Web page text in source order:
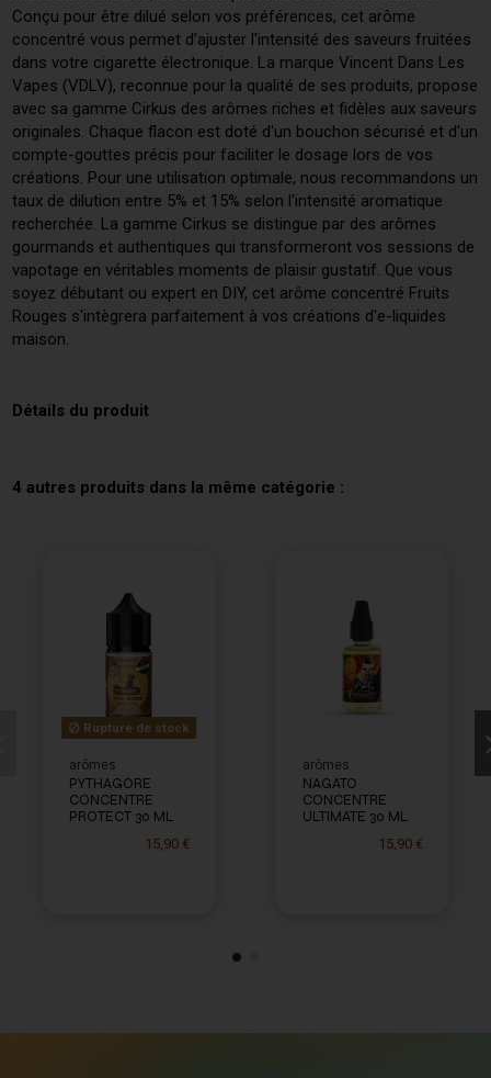
Conçu pour être dilué selon vos préférences, cet arôme
concentré vous permet d'ajuster l'intensité des saveurs fruitées
dans votre cigarette électronique. La marque Vincent Dans Les
Vapes (VDLV), reconnue pour la qualité de ses produits, propose
avec sa gamme Cirkus des arômes riches et fidèles aux saveurs
originales. Chaque flacon est doté d'un bouchon sécurisé et d'un
compte-gouttes précis pour faciliter le dosage lors de vos
créations. Pour une utilisation optimale, nous recommandons un
taux de dilution entre 5% et 15% selon l'intensité aromatique
recherchée. La gamme Cirkus se distingue par des arômes
gourmands et authentiques qui transformeront vos sessions de
vapotage en véritables moments de plaisir gustatif. Que vous
soyez débutant ou expert en DIY, cet arôme concentré Fruits
Rouges s'intègrera parfaitement à vos créations d'e-liquides
maison.
Détails du produit
4 autres produits dans la même catégorie :
Rupture de stock
arômes
PYTHAGORE
CONCENTRE
PROTECT 30 ML
15,90 €
arômes
NAGATO
CONCENTRE
ULTIMATE 30 ML
15,90 €